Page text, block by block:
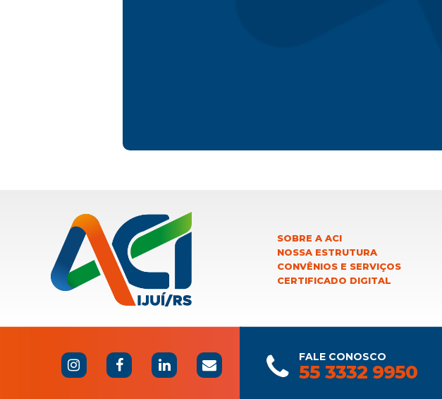
SOBRE A ACI
NOSSA ESTRUTURA
CONVÊNIOS E SERVIÇOS
CERTIFICADO DIGITAL
FALE CONOSCO
55 3332 9950